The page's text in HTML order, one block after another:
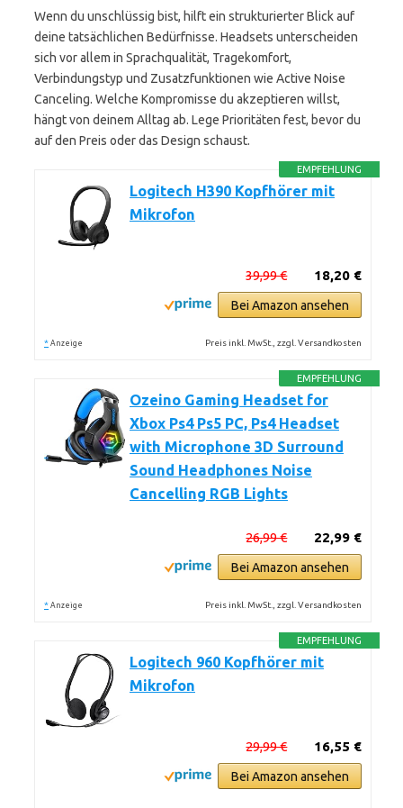
Wenn du unschlüssig bist, hilft ein strukturierter Blick auf
deine tatsächlichen Bedürfnisse. Headsets unterscheiden
sich vor allem in Sprachqualität, Tragekomfort,
Verbindungstyp und Zusatzfunktionen wie Active Noise
Canceling. Welche Kompromisse du akzeptieren willst,
hängt von deinem Alltag ab. Lege Prioritäten fest, bevor du
auf den Preis oder das Design schaust.
EMPFEHLUNG
Logitech H390 Kopfhörer mit
Mikrofon
18,20 €
39,99 €
Bei Amazon ansehen
* Anzeige Preis inkl. MwSt., zzgl. Versandkosten
EMPFEHLUNG
Ozeino Gaming Headset for
Xbox Ps4 Ps5 PC, Ps4 Headset
with Microphone 3D Surround
Sound Headphones Noise
Cancelling RGB Lights
22,99 €
26,99 €
Bei Amazon ansehen
* Anzeige Preis inkl. MwSt., zzgl. Versandkosten
EMPFEHLUNG
Logitech 960 Kopfhörer mit
Mikrofon
16,55 €
29,99 €
Bei Amazon ansehen